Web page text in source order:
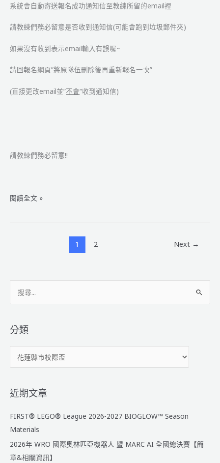
系統會自動寄送報名成功通知信至教練所留的email裡
請教練們務必留意是否收到通知信(可能會跑到垃圾郵件夾)
如果沒有收到表示email輸入有誤喔~
請回報名網頁”將原隊伍刪除後再重新報名一次”
(直接更改email並”不會“收到通知信)
請教練們務必留意!!
[公
名
網
重
更
通
閱讀全文 »
1 2 Next →
鍵
分類
類
近期文章
FIRST® LEGO® League 2026-2027 BIOGLOW™ Season
Materials
2026年 WRO 國際奧林匹亞機器人 暨 MARC AI 全國總決賽【簡
章&相關資訊】